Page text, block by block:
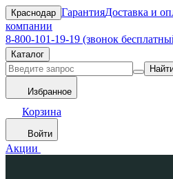
Краснодар ГарантияДоставка и
компании
8-800-101-19-19 (звонок
Каталог
Избранное
Корзина
Войти
Акции